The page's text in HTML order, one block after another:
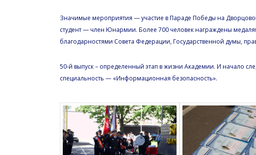
Значимые мероприятия — участие в Параде Победы на
студент — член Юнармии. Более 700 человек награждены
благодарностями Совета Федерации, Государственной думы,
50-й выпуск – определенный этап в жизни Академии. И начало
специальность — «Информационная безопасность».